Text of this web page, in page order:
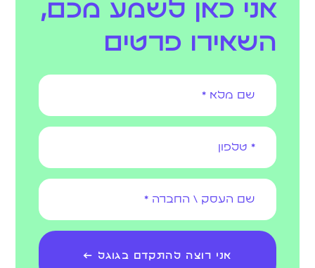
אני כאן לשמע מכם,
השאירו פרטים
אני רוצה להתקדם בגוגל ←